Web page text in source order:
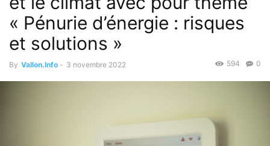
« Pénurie d’énergie : risques
et solutions »
By Vallon.Info - 3 novembre 2022 0
594